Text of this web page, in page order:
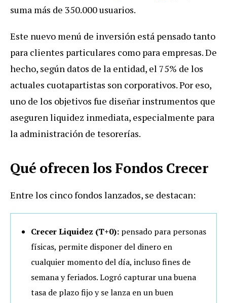
suma más de 350.000 usuarios.
Este nuevo menú de inversión está pensado tanto
para clientes particulares como para empresas. De
hecho, según datos de la entidad, el 75% de los
actuales cuotapartistas son corporativos. Por eso,
uno de los objetivos fue diseñar instrumentos que
aseguren liquidez inmediata, especialmente para
la administración de tesorerías.
Qué ofrecen los Fondos Crecer
Entre los cinco fondos lanzados, se destacan:
Crecer Liquidez (T+0): pensado para personas
físicas, permite disponer del dinero en
cualquier momento del día, incluso fines de
semana y feriados. Logró capturar una buena
tasa de plazo fijo y se lanza en un buen